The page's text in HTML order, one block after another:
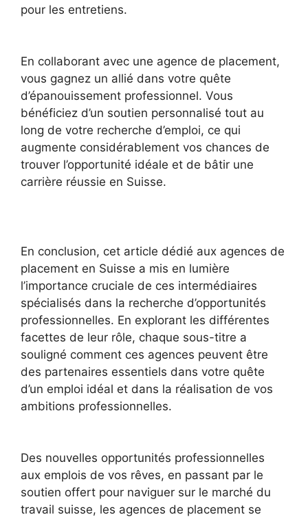
pour les entretiens.
En collaborant avec une agence de placement,
vous gagnez un allié dans votre quête
d’épanouissement professionnel. Vous
bénéficiez d’un soutien personnalisé tout au
long de votre recherche d’emploi, ce qui
augmente considérablement vos chances de
trouver l’opportunité idéale et de bâtir une
carrière réussie en Suisse.
En conclusion, cet article dédié aux agences de
placement en Suisse a mis en lumière
l’importance cruciale de ces intermédiaires
spécialisés dans la recherche d’opportunités
professionnelles. En explorant les différentes
facettes de leur rôle, chaque sous-titre a
souligné comment ces agences peuvent être
des partenaires essentiels dans votre quête
d’un emploi idéal et dans la réalisation de vos
ambitions professionnelles.
Des nouvelles opportunités professionnelles
aux emplois de vos rêves, en passant par le
soutien offert pour naviguer sur le marché du
travail suisse, les agences de placement se